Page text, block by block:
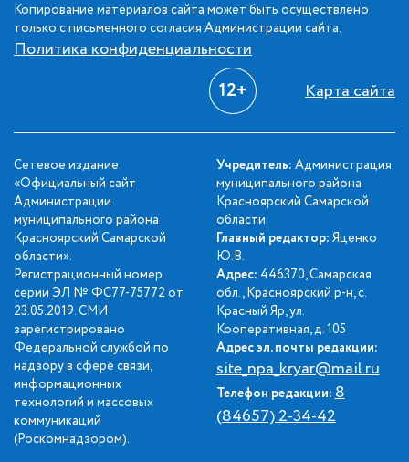
Копирование материалов сайта может быть осуществлено
только с письменного согласия Администрации сайта.
Политика конфиденциальности
12+ Карта сайта
Сетевое издание
«Официальный сайт
Администрации
муниципального района
Красноярский Самарской
области».
Регистрационный номер
серии ЭЛ № ФС77-75772 от
23.05.2019. СМИ
зарегистрировано
Федеральной службой по
надзору в сфере связи,
информационных
технологий и массовых
коммуникаций
(Роскомнадзором).
Учредитель: Администрация
муниципального района
Красноярский Самарской
области
Главный редактор: Яценко
Ю.В.
Адрес: 446370, Самарская
обл., Красноярский р-н, с.
Красный Яр, ул.
Кооперативная, д. 105
Адрес эл. почты редакции:
site_npa_kryar@mail.ru
Телефон редакции:8
(84657) 2-34-42